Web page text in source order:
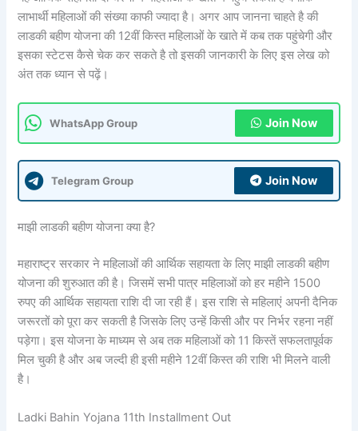
लाभार्थी महिलाओं की संख्या काफी ज्यादा है। अगर आप जानना चाहते है की
लाडकी बहीण योजना की 12वीं किस्त महिलाओं के खाते में कब तक पहुंचेगी और
इसका स्टेटस कैसे चेक कर सकते है तो इसकी जानकारी के लिए इस लेख को
अंत तक ध्यान से पढ़ें।
WhatsApp Group Join Now
Telegram Group Join Now
माझी लाडकी बहीण योजना क्या है?
महाराष्ट्र सरकार ने महिलाओं की आर्थिक सहायता के लिए माझी लाडकी बहीण
योजना की शुरुआत की है। जिसमें सभी पात्र महिलाओं को हर महीने 1500
रुपए की आर्थिक सहायता राशि दी जा रही हैं। इस राशि से महिलाएं अपनी दैनिक
जरूरतों को पूरा कर सकती है जिसके लिए उन्हें किसी और पर निर्भर रहना नहीं
पड़ेगा। इस योजना के माध्यम से अब तक महिलाओं को 11 किस्तें सफलतापूर्वक
मिल चुकी है और अब जल्दी ही इसी महीने 12वीं किस्त की राशि भी मिलने वाली
है।
Ladki Bahin Yojana 11th Installment Out